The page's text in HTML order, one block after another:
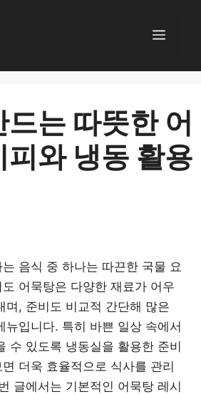
메
는 따뜻한 어
피와 냉동 활용
음식 중 하나는 따끈한 국물 요
어묵탕은 다양한 재료가 어우
며, 준비도 비교적 간단해 많은
뉴입니다. 특히 바쁜 일상 속에서
수 있도록 냉동실을 활용한 준비
더욱 효율적으로 식사를 관리
글에서는 기본적인 어묵탕 레시